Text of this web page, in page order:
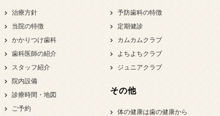
治療方針
当院の特徴
かかりつけ歯科
歯科医師の紹介
スタッフ紹介
院内設備
診療時間・地図
ご予約
予防歯科の特徴
定期健診
カムカムクラブ
よちよちクラブ
ジュニアクラブ
その他
体の健康は歯の健康から